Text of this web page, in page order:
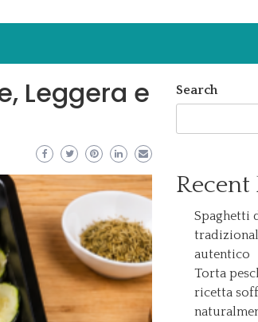
Leggera e Search
Recent
Spaghetti
autentico
Torta
ricetta